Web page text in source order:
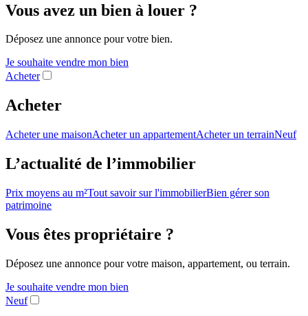
Vous avez un bien à louer ?
Déposez une annonce pour votre bien.
Je souhaite vendre mon bien
Acheter
Acheter
Acheter une maisonAcheter un appartementAcheter un terrainNeuf
L’actualité de l’immobilier
Prix moyens au m²Tout savoir sur l'immobilierBien gérer son
patrimoine
Vous êtes propriétaire ?
Déposez une annonce pour votre maison, appartement, ou terrain.
Je souhaite vendre mon bien
Neuf